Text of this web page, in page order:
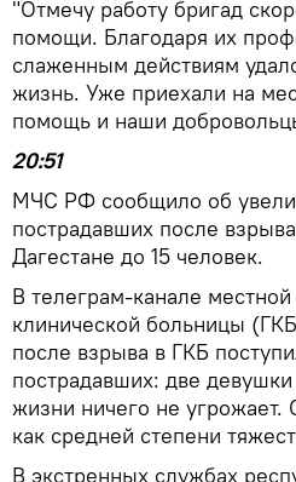
"Отмечу работу бригад
помощи. Благодаря их
слаженным действиям
жизнь. Уже приехали на
помощь и наши
20:51
МЧС РФ сообщило об
пострадавших после
Дагестане до 15 человек.
В телеграм-канале
клинической больницы
после взрыва в ГКБ
пострадавших: две
жизни ничего не угрожает.
как средней степени
В экстренных службах